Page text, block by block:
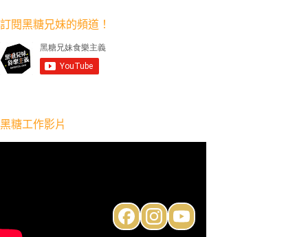
騰的不停換著菜色上桌。超大的鐵鍋在桌上滋滋冒煙
日常都很愛吃豬對有喔。
訂閱黑糖兄妹的頻道！
黑糖工作影片